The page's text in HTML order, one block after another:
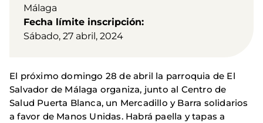
Málaga
Fecha límite inscripción
Sábado, 27 abril, 2024
El próximo domingo 28 de abril la parroquia de El
Salvador de Málaga organiza, junto al Centro de
Salud Puerta Blanca, un Mercadillo y Barra solidarios
a favor de Manos Unidas. Habrá paella y tapas a